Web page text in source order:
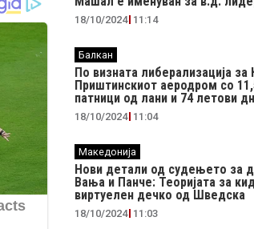
18/10/2024 11:14
Балкан
По визната либерализација за
Приштинскиот аеродром со
патници од лани и 74 летови
18/10/2024 11:04
Македонија
Нови детали од судењето за
Вања и Панче: Теоријата за
виртуелен дечко од Шведска
18/10/2024 11:03